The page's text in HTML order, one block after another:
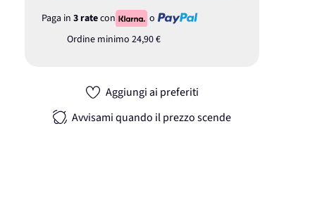
Paga in 3 ratecon
o
Ordine minimo 24,90 €
Aggiungi ai preferiti
Avvisami quando il prezzo scende